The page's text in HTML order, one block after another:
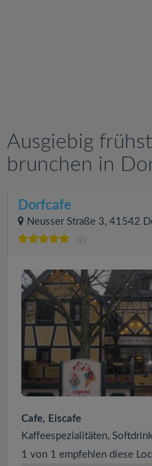
Ausgiebig
brunchen in
Dorfcafe
Neusser Straße 3, 41542
(2)
Cafe, Eiscafe
Kaffeespezialitäten,
1 von 1 empfehlen diese